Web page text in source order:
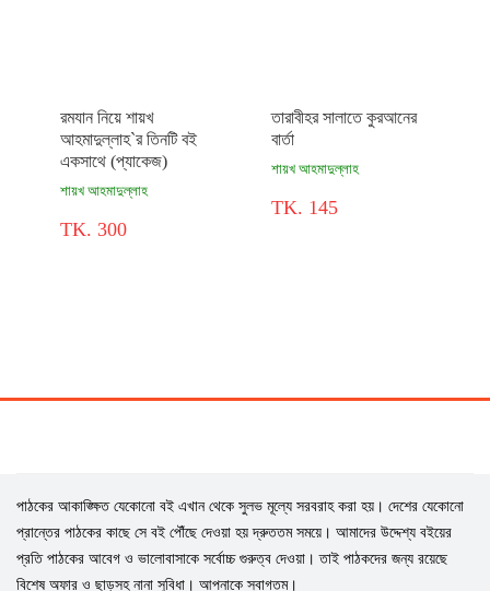
রমযান নিয়ে শায়খ
আহমাদুল্লাহ`র তিনটি বই
একসাথে (প্যাকেজ)
শায়খ আহমাদুল্লাহ
TK. 300
তারাবীহর সালাতে কুরআনের
বার্তা
শায়খ আহমাদুল্লাহ
TK. 145
পাঠকের আকাঙ্ক্ষিত যেকোনো বই এখান থেকে সুলভ মূল্যে সরবরাহ করা হয়। দেশের যেকোনো
প্রান্তের পাঠকের কাছে সে বই পৌঁছে দেওয়া হয় দ্রুততম সময়ে। আমাদের উদ্দেশ্য বইয়ের
প্রতি পাঠকের আবেগ ও ভালোবাসাকে সর্বোচ্চ গুরুত্ব দেওয়া। তাই পাঠকদের জন্য রয়েছে
বিশেষ অফার ও ছাড়সহ নানা সুবিধা। আপনাকে স্বাগতম।